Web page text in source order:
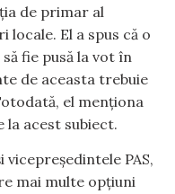
de primar al
locale. El a spus că o
fie pusă la vot în
de aceasta trebuie
el menționa
la acest subiect.
PAS,
mai multe opțiuni